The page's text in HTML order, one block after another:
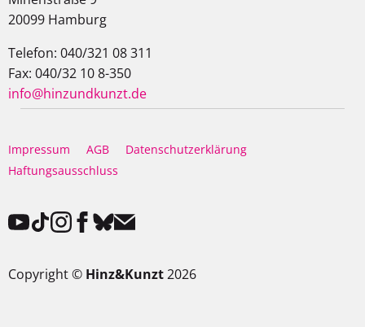
20099 Hamburg
Telefon: 040/321 08 311
Fax: 040/32 10 8-350
info@hinzundkunzt.de
Impressum AGB
Datenschutzerklärung
Haftungsausschluss
Copyright © Hinz&Kunzt2026